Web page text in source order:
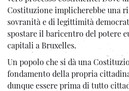
Costituzione implicherebbe una
sovranità e di legittimità
spostare il baricentro del potere
capitali a Bruxelles.
Un popolo che si dà una
fondamento della propria
dunque essere prima di tutto